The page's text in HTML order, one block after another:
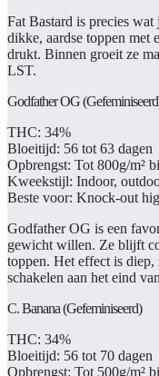
Fat Bastard is precies
dikke, aardse toppen met
drukt. Binnen groeit ze
LST.
Godfather OG
THC: 34%
Bloeitijd: 56 tot 63 dagen
Opbrengst: Tot 800g/m²
Kweekstijl: Indoor,
Beste voor: Knock-out
Godfather OG is een
gewicht willen. Ze blijft
toppen. Het effect is
schakelen aan het eind
C. Banana (Gefeminiseerd)
THC: 34%
Bloeitijd: 56 tot 70 dagen
Opbrengst: Tot 500g/m²